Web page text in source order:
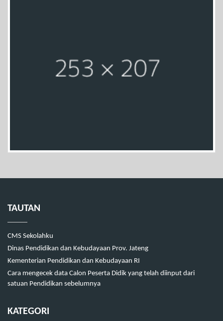
TAUTAN
CMS Sekolahku
Dinas Pendidikan dan Kebudayaan Prov. Jateng
Kementerian Pendidikan dan Kebudayaan RI
Cara mengecek data Calon Peserta Didik yang telah diinput dari
satuan Pendidikan sebelumnya
KATEGORI